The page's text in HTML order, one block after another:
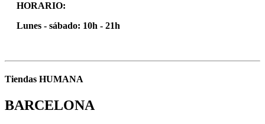
HORARIO:
Lunes - sábado: 10h - 21h
Tiendas HUMANA
BARCELONA